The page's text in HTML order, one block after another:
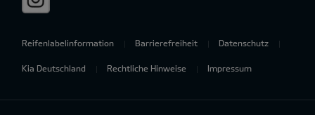
Reifenlabelinformation Barrierefreiheit Datenschutz
Kia Deutschland Rechtliche Hinweise Impressum